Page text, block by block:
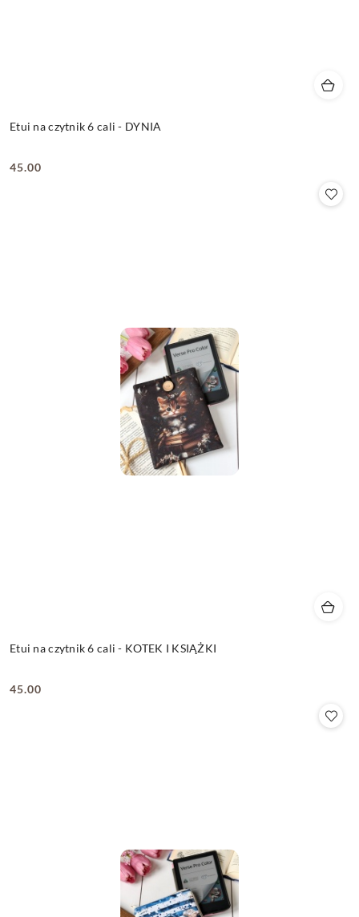
Etui na czytnik 6 cali - DYNIA
Cena:
45.00
Etui na czytnik 6 cali - KOTEK I KSIĄŻKI
Cena:
45.00